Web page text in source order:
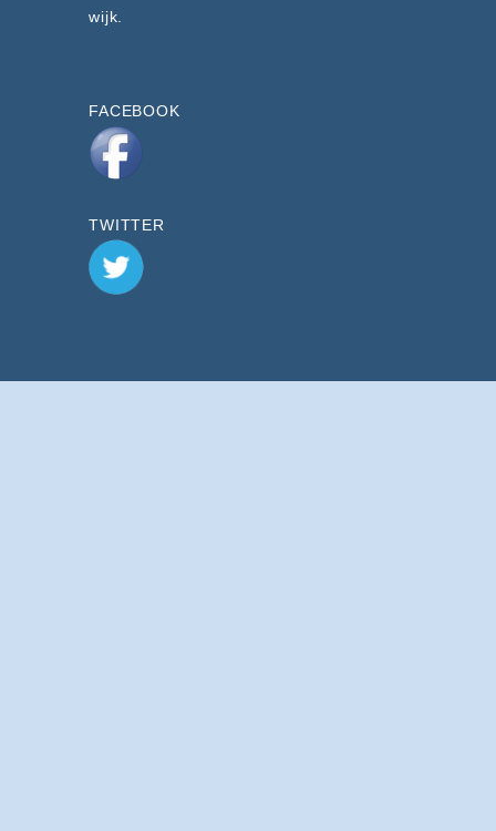
wijk.
FACEBOOK
TWITTER